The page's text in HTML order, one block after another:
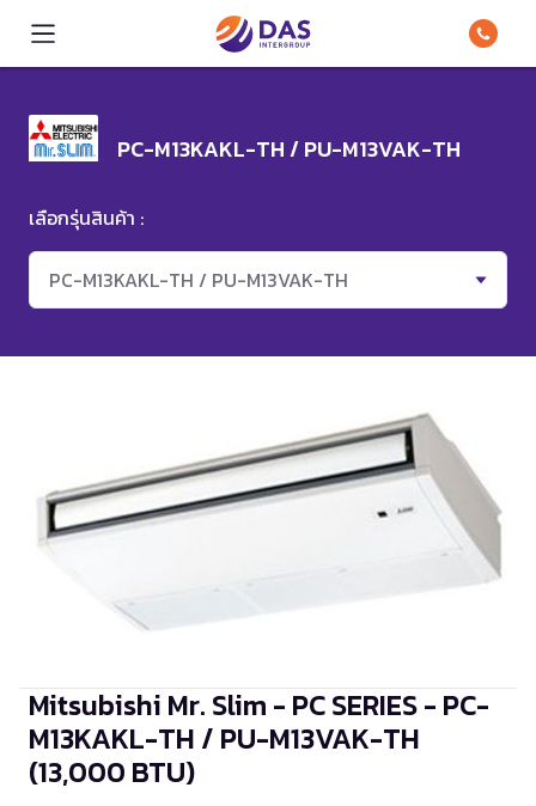
PC-M13KAKL-TH / PU-M13VAK-TH
เลือกรุ่นสินค้า :
PC-M13KAKL-TH / PU-M13VAK-TH
Mitsubishi Mr. Slim - PC SERIES - PC-
M13KAKL-TH / PU-M13VAK-TH
(13,000 BTU)